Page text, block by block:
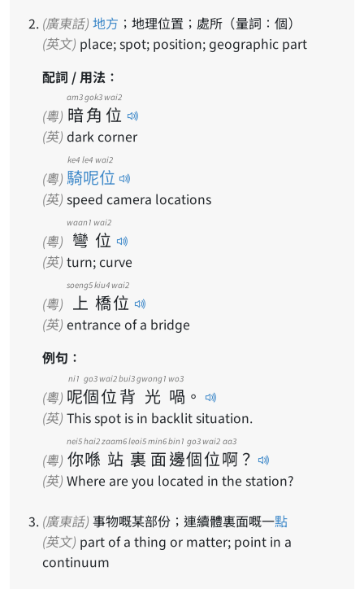
(廣東話) 地方 ；地理位置；處所（量詞：個）
(英文) place; spot; position; geographic part
配詞 / 用法：
(粵) 暗
am3
角
gok3
位
wai2
(英) dark corner
(粵) 騎呢位
ke4 le4 wai2
(英) speed camera locations
(粵) 彎
waan1
位
wai2
(英) turn; curve
(粵) 上
soeng5
橋
kiu4
位
wai2
(英) entrance of a bridge
例句：
(粵) 呢
ni1
個
go3
位
wai2
背
bui3
光
gwong1
喎
wo3
。
(英) This spot is in backlit situation.
(粵) 你
nei5
喺
hai2
站
zaam6
裏
leoi5
面
min6
邊
bin1
個
go3
位
wai2
啊
aa3
？
(英) Where are you located in the station?
(廣東話) 事物嘅某部份；連續體裏面嘅一點
(英文)
continuum